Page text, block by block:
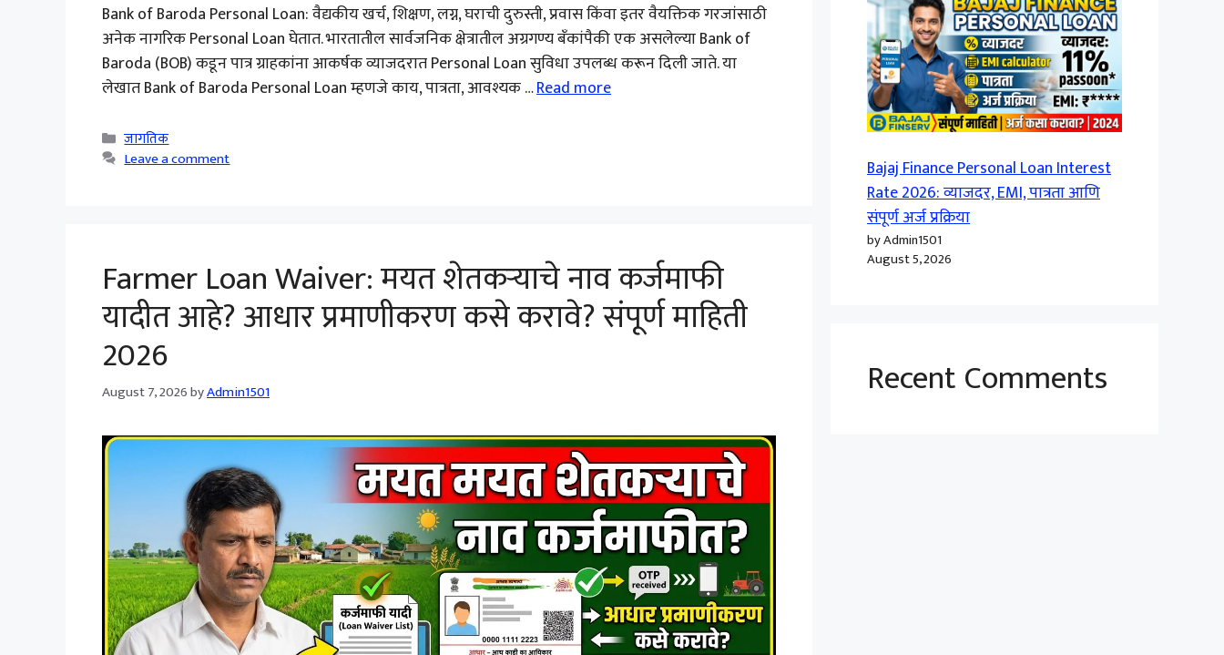
Bank of Baroda Personal Loan: वैद्यकीय खर्च, शिक्षण, लग्न, घराची दुरुस्ती, प्रवास किंवा इतर वैयक्तिक गरजांसाठी
अनेक नागरिक Personal Loan घेतात. भारतातील सार्वजनिक क्षेत्रातील अग्रगण्य बँकांपैकी एक असलेल्या Bank of
Baroda (BOB) कडून पात्र ग्राहकांना आकर्षक व्याजदरात Personal Loan सुविधा उपलब्ध करून दिली जाते. या
लेखात Bank of Baroda Personal Loan म्हणजे काय, पात्रता, आवश्यक …Read more
Categories
जागतिक
Leave a comment
Farmer Loan Waiver: मयत शेतकऱ्याचे नाव कर्जमाफी
यादीत आहे? आधार प्रमाणीकरण कसे करावे? संपूर्ण माहिती
2026
August 7, 2026byAdmin1501
Bajaj Finance Personal Loan Interest
Rate 2026: व्याजदर, EMI, पात्रता आणि
संपूर्ण अर्ज प्रक्रिया
by Admin1501
August 5, 2026
Recent Comments